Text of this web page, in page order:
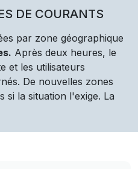
DE COURANTS
par zone géographique
Après deux heures, le
et les utilisateurs
De nouvelles zones
si la situation l'exige. La